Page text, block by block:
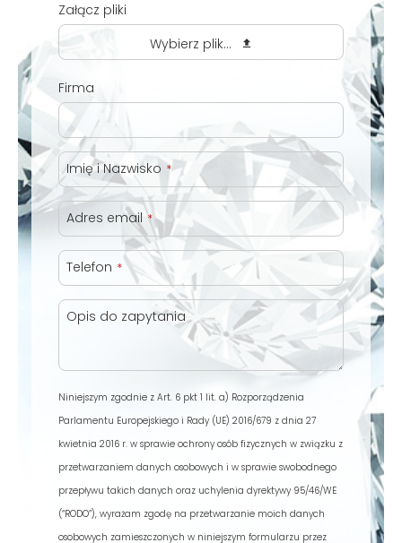
Załącz pliki
Wybierz plik...
Firma
Imię i Nazwisko *
Adres email *
Telefon *
Opis do zapytania
Niniejszym zgodnie z Art. 6 pkt 1 lit. a) Rozporządzenia
Parlamentu Europejskiego i Rady (UE) 2016/679 z dnia 27
kwietnia 2016 r. w sprawie ochrony osób fizycznych w związku z
przetwarzaniem danych osobowych i w sprawie swobodnego
przepływu takich danych oraz uchylenia dyrektywy 95/46/WE
(“RODO”), wyrażam zgodę na przetwarzanie moich danych
osobowych zamieszczonych w niniejszym formularzu przez
Diamenty | Biżuteria | Kamienie dla jubilerów
SALON SPRZEDAŻY
Kantor Millennium
ul. Złota 59, p.: 1442 (14 pietro), 00-120 Warszawa